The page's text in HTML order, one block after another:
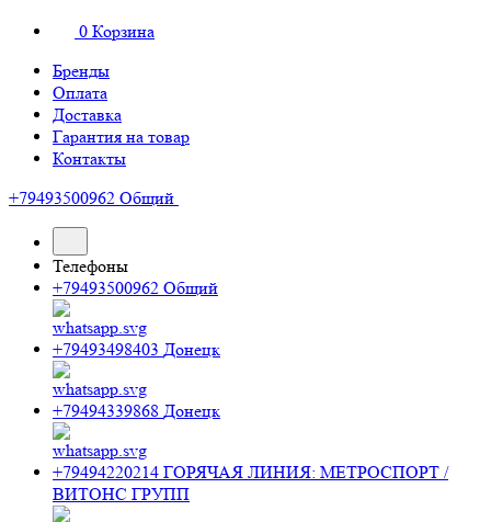
0 Корзина
Бренды
Оплата
Доставка
Гарантия на товар
Контакты
+79493500962 Общий
Телефоны
+79493500962 Общий
+79493498403 Донецк
+79494339868 Донецк
+79494220214 ГОРЯЧАЯ ЛИНИЯ: МЕТРОСПОРТ /
ВИТОНС ГРУПП